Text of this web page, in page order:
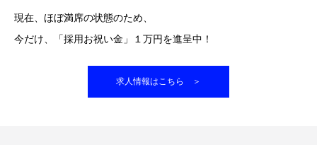
現在、ほぼ満席の状態のため、
今だけ、「採用お祝い金」１万円を進呈中！
求人情報はこちら ＞